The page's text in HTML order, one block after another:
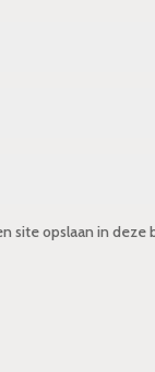
site opslaan in deze